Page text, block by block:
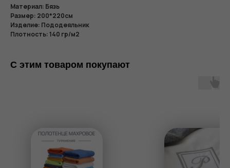
Материал: Бязь
Размер: 200*220см
Изделие: Пододеяльник
Плотность: 140 гр/м2
С этим товаром покупают